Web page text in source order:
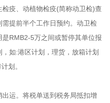
疫、动植物检疫(简称动卫检)查
提前半个工作日预约。动卫检
RMB2-5万之间或暂停其单位报
如:港区计划，理货，放箱计划
划。
运。将税单送到税务局抵扣增